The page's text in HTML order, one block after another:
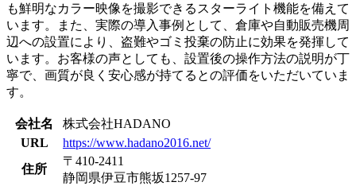
も鮮明なカラー映像を撮影できるスターライト機能を備えて
います。​また、実際の導入事例として、倉庫や自動販売機周
辺への設置により、盗難やゴミ投棄の防止に効果を発揮して
います。​お客様の声としても、設置後の操作方法の説明が丁
寧で、画質が良く安心感が持てるとの評価をいただいていま
す。
会社名
株式会社HADANO
URL
https://www.hadano2016.net/
住所
〒410-2411
静岡県伊豆市熊坂1257-97